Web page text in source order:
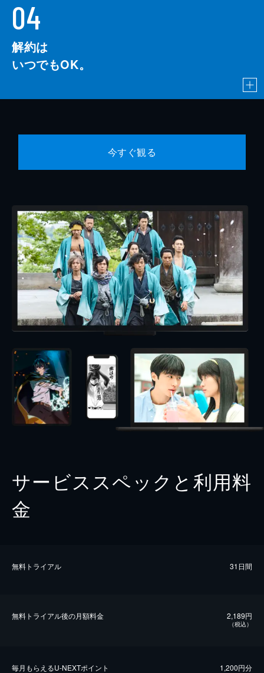
04
解約は
いつでもOK。
今すぐ観る
サービススペックと利用料
金
無料トライアル 31日間
無料トライアル後の⽉額料金 2,189円
（税込）
毎⽉もらえるU-NEXTポイント 1,200円分